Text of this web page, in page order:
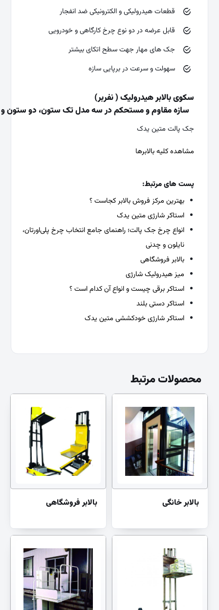
قطعات هیدرولیکی و الکترونیکی ضد انفجار
قابل عرضه در دو نوع چرخ کارگاهی و خودرویی
جک های مهار جهت سطح اتکای بیشتر
سهولت و سرعت در برپایی سازه
سکوی بالابر هیدرولیک ( نفربر)
سازه مقاوم و مستحکم در سه مدل تک ستون، دو ستون
جک پالت متین یدک
مشاهده کلیه بالابرها
پست های مرتبط:
بهترین مرکز فروش بالابر کجاست ؟
استاکر شارژی متین یدک
انواع چرخ جک پالت؛ راهنمای جامع انتخاب چرخ پلی‌اورتان،
نایلون و چدنی
بالابر فروشگاهی
میز هیدرولیک شارژی
استاکر برقی چیست و انواع آن کدام است ؟
استاکر دستی بلند
استاکر شارژی خودکششی متین یدک
محصولات مرتبط
بالابر خانگی بالابر فروشگاهی